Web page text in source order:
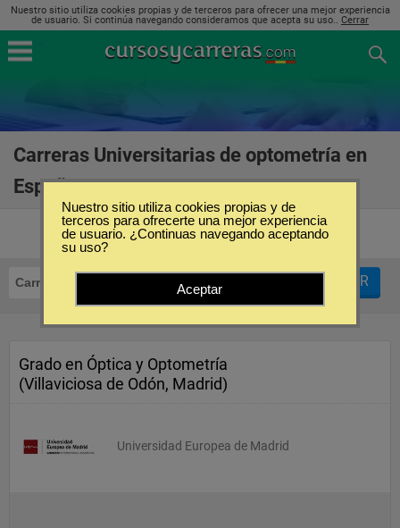
Nuestro sitio utiliza cookies propias y de terceros para ofrecer una mejor experiencia
de usuario. Si continúa navegando consideramos que acepta su uso.. Cerrar
Carreras Universitarias de optometría en
España
Carreras Universitarias Optometría FILTRAR
Grado en Óptica y Optometría
(Villaviciosa de Odón, Madrid)
Universidad Europea de Madrid
Nuestro sitio utiliza cookies propias y de
terceros para ofrecerte una mejor experiencia
de usuario. ¿Continuas navegando aceptando
su uso?
Aceptar